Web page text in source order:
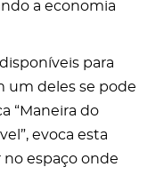
a economia
para
um deles se pode
“Maneira do
evoca esta
no espaço onde